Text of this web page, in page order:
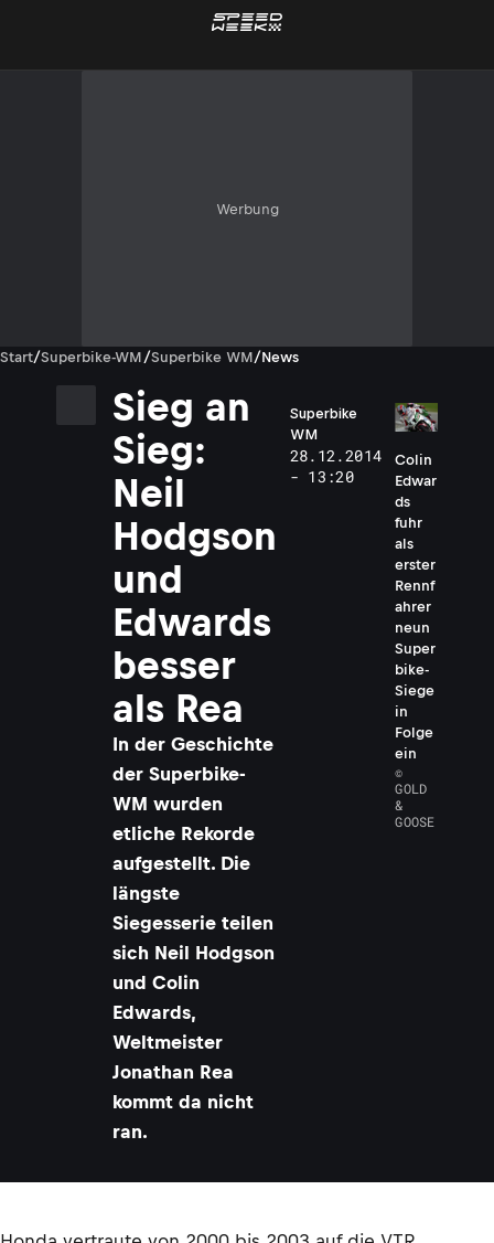
Werbung
Start/Superbike-WM /Superbike WM/News
Sieg an
Sieg:
Neil
Hodgson
und
Edwards
besser
als Rea
In der Geschichte
der Superbike-
WM wurden
etliche Rekorde
aufgestellt. Die
längste
Siegesserie teilen
sich Neil Hodgson
und Colin
Edwards,
Weltmeister
Jonathan Rea
kommt da nicht
ran.
Superbike
WM
28.12.2014
- 13:20
Colin
Edwar
ds
fuhr
als
erster
Rennf
ahrer
neun
Super
bike-
Siege
in
Folge
ein
©
GOLD
&
GOOSE